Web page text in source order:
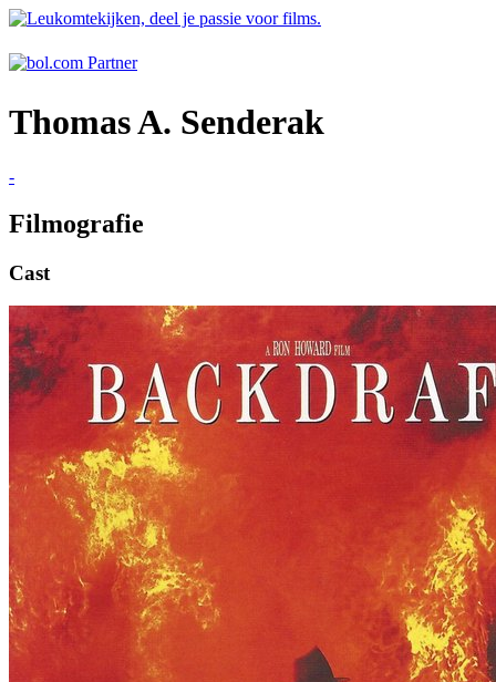
Thomas A. Senderak
-
Filmografie
Cast